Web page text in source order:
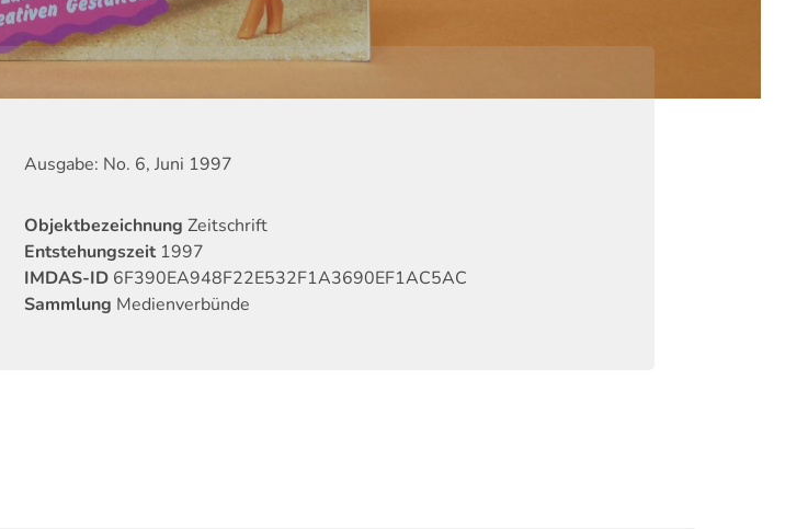
Ausgabe: No. 6, Juni 1997
Objektbezeichnung Zeitschrift
Entstehungszeit 1997
IMDAS-ID 6F390EA948F22E532F1A3690EF1AC5AC
Sammlung Medienverbünde